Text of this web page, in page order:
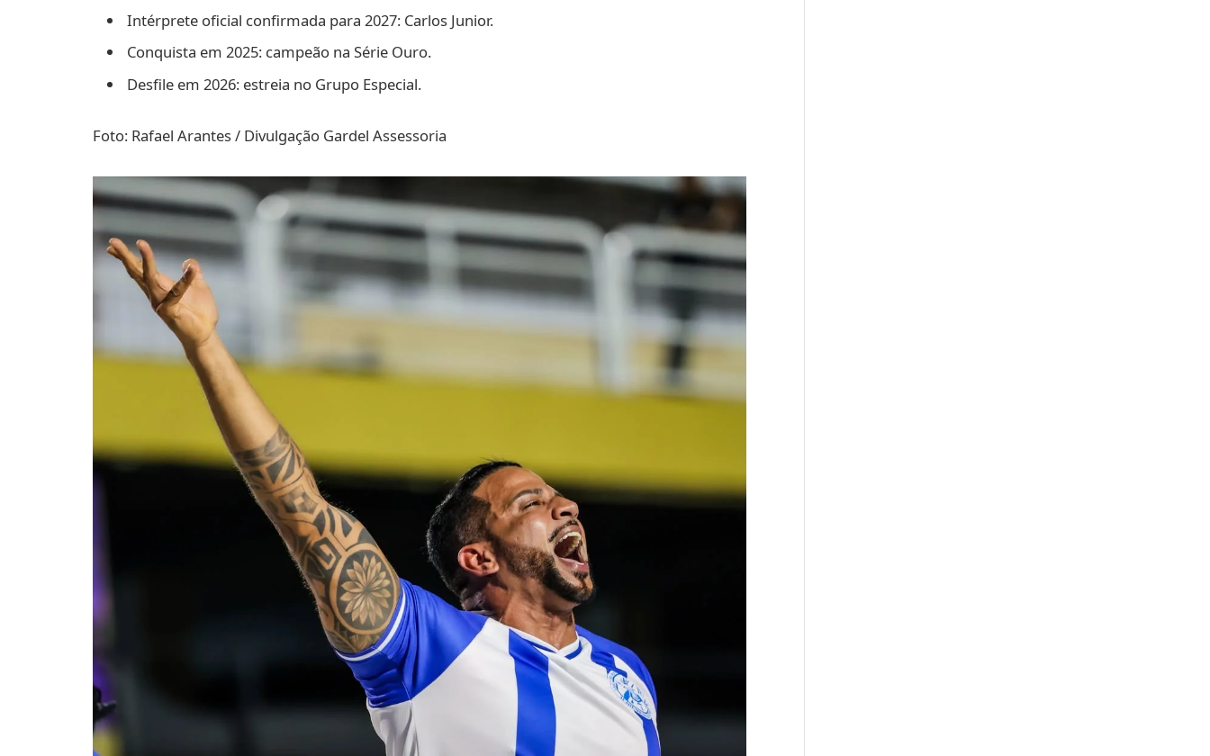
Intérprete oficial confirmada para 2027: Carlos Junior.
Conquista em 2025: campeão na Série Ouro.
Desfile em 2026: estreia no Grupo Especial.
Foto: Rafael Arantes / Divulgação Gardel Assessoria